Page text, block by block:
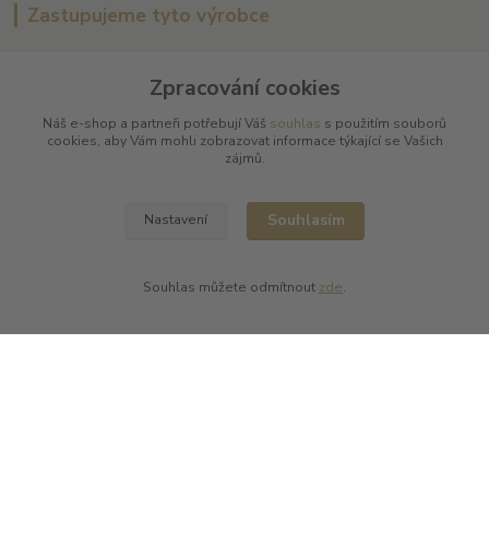
Zastupujeme tyto výrobce
Chablis Daniel-Etienne Defaix
Champagne Charles Ellner
Zobrazit další výrobce →
Kde nás najdete
L PLUS - Miloslav Lerch
Zpracování cookies
Náš e-shop a partneři potřebují Váš souhlas s použitím souborů
cookies, aby Vám mohli zobrazovat informace týkající se Vašich
zájmů.
Nastavení Souhlasím
Souhlas můžete odmítnout zde.